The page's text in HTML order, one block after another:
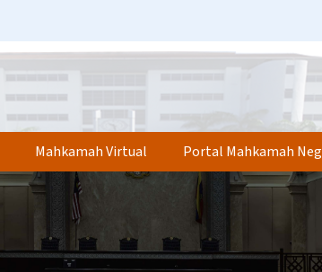
Mahkamah Virtual Portal Mahkamah